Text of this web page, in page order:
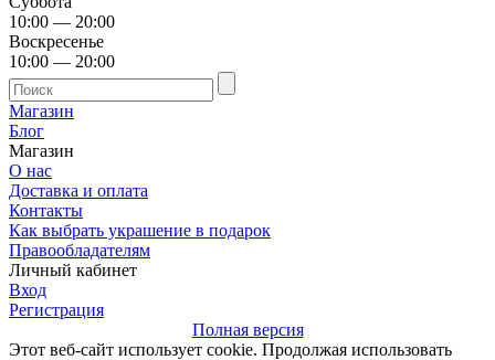
10:00 — 20:00
Воскресенье
10:00 — 20:00
Магазин
Блог
Магазин
О нас
Доставка и оплата
Контакты
Как выбрать украшение в подарок
Правообладателям
Личный кабинет
Вход
Регистрация
Полная версия
Этот веб-сайт использует cookie. Продолжая использовать